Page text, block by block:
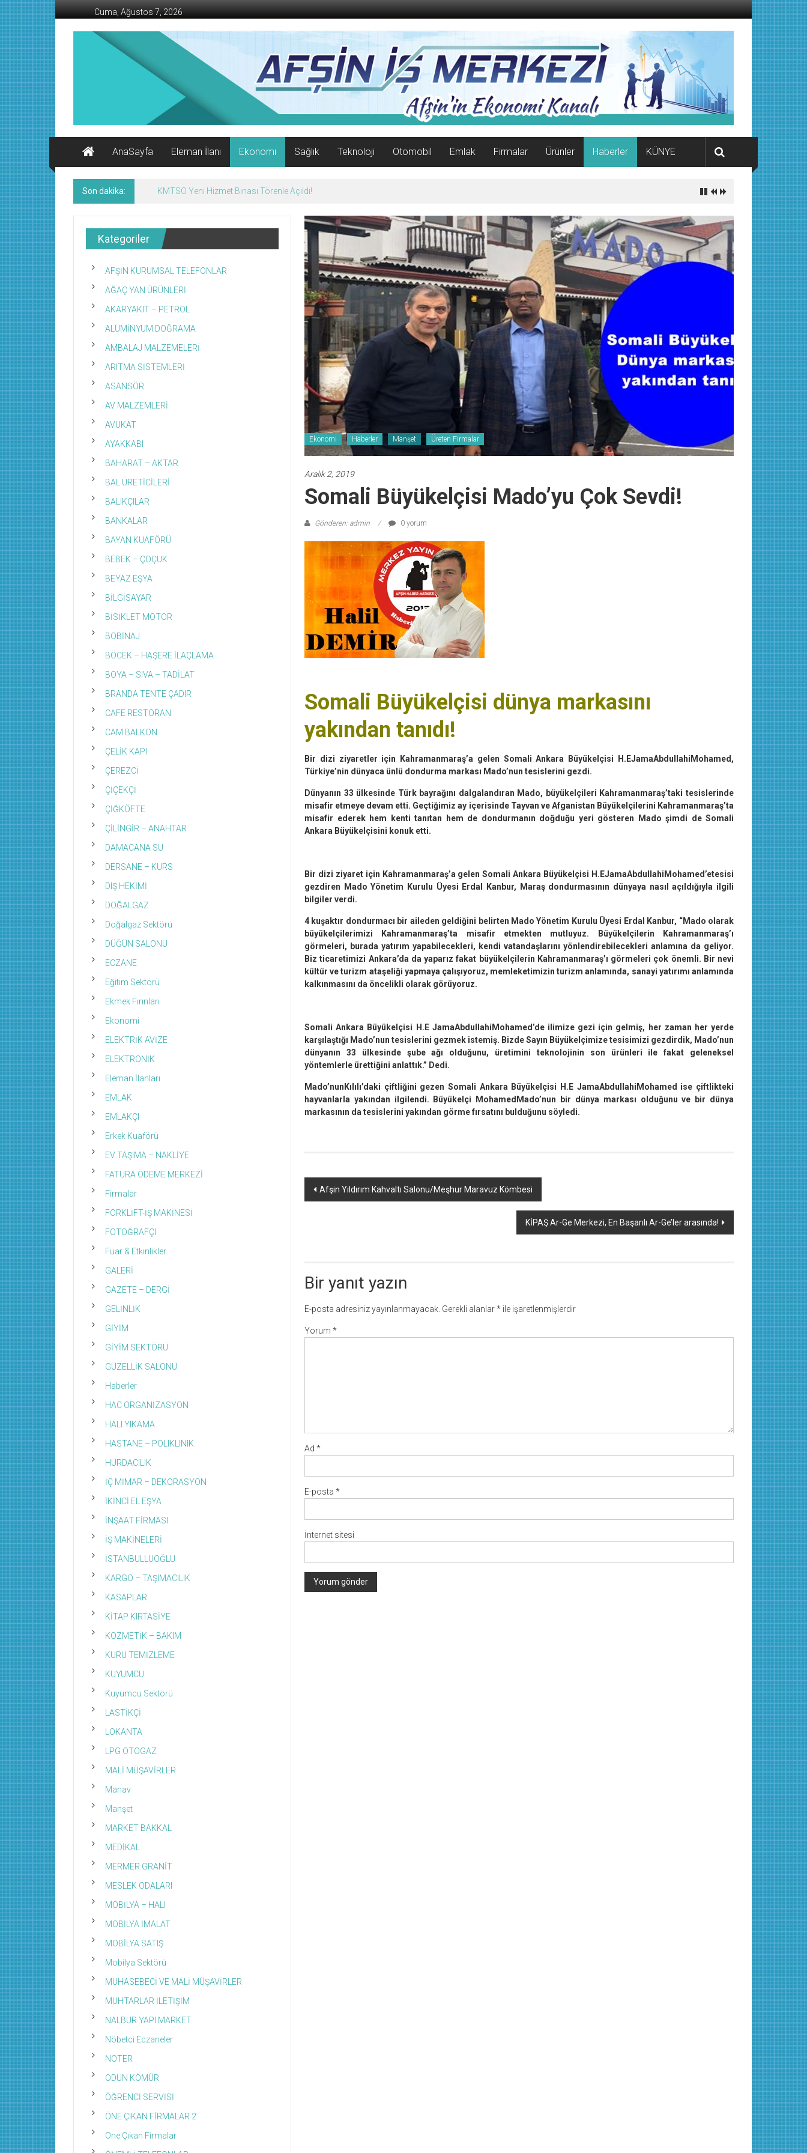
İçeriğe
geç
Cuma, Ağustos 7, 2026
AFŞİN
Ekonomi
Kanalı
AnaSayfa
Eleman İlanı Ekonomi Sağlık Teknoloji Otomobil Emlak Firmalar Ürünler Haberler KÜNYE
Son dakika: Afşin’de Nöbetçi Eczaneler/07 Ağustos 2026 Cuma
Ekonomi Haberler Manşet Üreten Firmalar
Aralık 2, 2019
Somali Büyükelçisi Mado’yu Çok Sevdi!
Gönderen: admin 0 yorum
Somali Büyükelçisi dünya markasını
yakından tanıdı!
Bir dizi ziyaretler için Kahramanmaraş’a gelen Somali Ankara Büyükelçisi H.EJamaAbdullahiMohamed,
Türkiye’nin dünyaca ünlü dondurma markası Mado’nun tesislerini gezdi.
Dünyanın 33 ülkesinde Türk bayrağını dalgalandıran Mado, büyükelçileri Kahramanmaraş’taki tesislerinde
misafir etmeye devam etti. Geçtiğimiz ay içerisinde Tayvan ve Afganistan Büyükelçilerini Kahramanmaraş’ta
misafir ederek hem kenti tanıtan hem de dondurmanın doğduğu yeri gösteren Mado şimdi de Somali
Ankara Büyükelçisini konuk etti.
Bir dizi ziyaret için Kahramanmaraş’a gelen Somali Ankara Büyükelçisi H.EJamaAbdullahiMohamed’etesisi
gezdiren Mado Yönetim Kurulu Üyesi Erdal Kanbur, Maraş dondurmasının dünyaya nasıl açıldığıyla ilgili
bilgiler verdi.
4 kuşaktır dondurmacı bir aileden geldiğini belirten Mado Yönetim Kurulu Üyesi Erdal Kanbur, “Mado olarak
büyükelçilerimizi Kahramanmaraş’ta misafir etmekten mutluyuz. Büyükelçilerin Kahramanmaraş’ı
görmeleri, burada yatırım yapabilecekleri, kendi vatandaşlarını yönlendirebilecekleri anlamına da geliyor.
Biz ticaretimizi Ankara’da da yaparız fakat büyükelçilerin Kahramanmaraş’ı görmeleri çok önemli. Bir nevi
kültür ve turizm ataşeliği yapmaya çalışıyoruz, memleketimizin turizm anlamında, sanayi yatırımı anlamında
kalkınmasını da öncelikli olarak görüyoruz.
Somali Ankara Büyükelçisi H.E JamaAbdullahiMohamed’de ilimize gezi için gelmiş, her zaman her yerde
karşılaştığı Mado’nun tesislerini gezmek istemiş. Bizde Sayın Büyükelçimize tesisimizi gezdirdik, Mado’nun
dünyanın 33 ülkesinde şube ağı olduğunu, üretimini teknolojinin son ürünleri ile fakat geleneksel
yöntemlerle ürettiğini anlattık.” Dedi.
Mado’nunKılılı’daki çiftliğini gezen Somali Ankara Büyükelçisi H.E JamaAbdullahiMohamed ise çiftlikteki
hayvanlarla yakından ilgilendi. Büyükelçi MohamedMado’nun bir dünya markası olduğunu ve bir dünya
markasının da tesislerini yakından görme fırsatını bulduğunu söyledi.
Yazı
Afşin Yıldırım Kahvaltı Salonu/Meşhur Maravuz Kömbesi
KİPAŞ Ar-Ge Merkezi, En Başarılı Ar-Ge’ler arasında!
Bir yanıt yazın
E-posta adresiniz yayınlanmayacak. Gerekli alanlar* ile işaretlenmişlerdir
Yorum *
Ad *
E-posta *
İnternet sitesi
Kategoriler
AFŞİN KURUMSAL TELEFONLAR
AĞAÇ YAN ÜRÜNLERİ
AKARYAKIT – PETROL
ALÜMİNYUM DOĞRAMA
AMBALAJ MALZEMELERİ
ARITMA SİSTEMLERİ
ASANSÖR
AV MALZEMLERİ
AVUKAT
AYAKKABI
BAHARAT – AKTAR
BAL ÜRETİCİLERİ
BALIKÇILAR
BANKALAR
BAYAN KUAFÖRÜ
BEBEK – ÇOÇUK
BEYAZ EŞYA
BİLGİSAYAR
BİSİKLET MOTOR
BOBİNAJ
BÖCEK – HAŞERE İLAÇLAMA
BOYA – SIVA – TADİLAT
BRANDA TENTE ÇADIR
CAFE RESTORAN
CAM BALKON
ÇELİK KAPI
ÇEREZCİ
ÇİÇEKÇİ
ÇİĞKÖFTE
ÇİLİNGİR – ANAHTAR
DAMACANA SU
DERSANE – KURS
DIŞ HEKİMİ
DOĞALGAZ
Doğalgaz Sektörü
DÜĞÜN SALONU
ECZANE
Eğitim Sektörü
Ekmek Fırınları
Ekonomi
ELEKTRİK AVİZE
ELEKTRONİK
Eleman İlanları
EMLAK
EMLAKÇI
Erkek Kuaförü
EV TAŞIMA – NAKLİYE
FATURA ÖDEME MERKEZİ
Firmalar
FORKLİFT-İŞ MAKİNESİ
FOTOĞRAFÇI
Fuar & Etkinlikler
GALERİ
GAZETE – DERGİ
GELİNLİK
GİYİM
GİYİM SEKTÖRÜ
GÜZELLİK SALONU
Haberler
HAC ORGANİZASYON
HALI YIKAMA
HASTANE – POLIKLINIK
HURDACILIK
İÇ MİMAR – DEKORASYON
İKİNCİ EL EŞYA
İNŞAAT FİRMASI
İŞ MAKİNELERİ
İSTANBULLUOĞLU
KARGO – TAŞIMACILIK
KASAPLAR
KİTAP KIRTASİYE
KOZMETİK – BAKIM
KURU TEMİZLEME
KUYUMCU
Kuyumcu Sektörü
LASTİKÇİ
LOKANTA
LPG OTOGAZ
MALİ MÜŞAVİRLER
Manav
Manşet
MARKET BAKKAL
MEDİKAL
MERMER GRANİT
MESLEK ODALARI
MOBİLYA – HALI
MOBİLYA İMALAT
MOBİLYA SATIŞ
Mobilya Sektörü
MUHASEBECİ VE MALİ MÜŞAVİRLER
MUHTARLAR İLETİŞİM
NALBUR YAPI MARKET
Nöbetci Eczaneler
NOTER
ODUN KÖMÜR
ÖĞRENCİ SERVİSİ
ÖNE ÇIKAN FİRMALAR 2
Öne Çıkan Firmalar